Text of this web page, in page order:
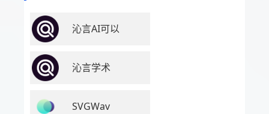
沁言AI可以
沁言学术
SVGWav